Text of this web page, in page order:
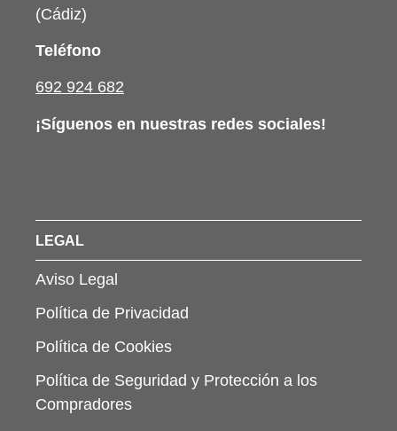
(Cádiz)
Teléfono
692 924 682
¡Síguenos en nuestras redes sociales!
LEGAL
Aviso Legal
Política de Privacidad
Política de Cookies
Política de Seguridad y Protección a los
Compradores